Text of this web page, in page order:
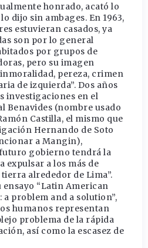
honrado, acató lo
dijo sin ambages. En 1963,
estuvieran casados, ya
son por lo general
por grupos de
pero su imagen
pereza, crimen
de izquierda”. Dos años
investigaciones en el
Benavides (nombre usado
Castilla, el mismo que
Hernando de Soto
a Mangin),
gobierno tendrá la
expulsar a los más de
alrededor de Lima”.
ensayo “Latin American
problem and a solution”,
humanos representan
problema de la rápida
así como la escasez de